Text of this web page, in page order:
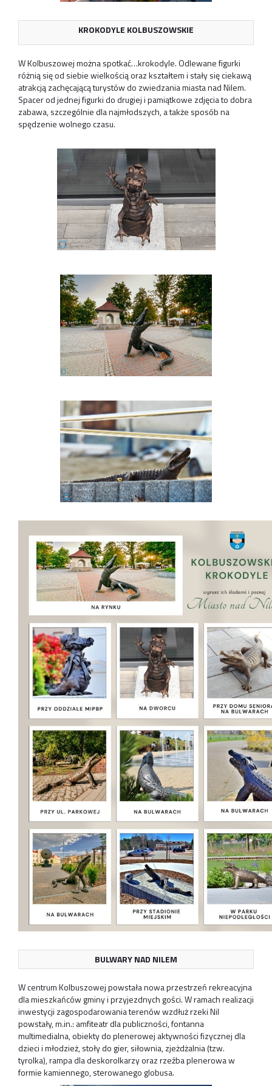
KROKODYLE KOLBUSZOWSKIE
W Kolbuszowej można spotkać…krokodyle. Odlewane figurki
różnią się od siebie wielkością oraz kształtem i stały się ciekawą
atrakcją zachęcającą turystów do zwiedzania miasta nad Nilem.
Spacer od jednej figurki do drugiej i pamiątkowe zdjęcia to dobra
zabawa, szczególnie dla najmłodszych, a także sposób na
spędzenie wolnego czasu.
BULWARY NAD NILEM
W centrum Kolbuszowej powstała nowa przestrzeń rekreacyjna
dla mieszkańców gminy i przyjezdnych gości. W ramach realizacji
inwestycji zagospodarowania terenów wzdłuż rzeki Nil
powstały, m.in.: amfiteatr dla publiczności, fontanna
multimedialna, obiekty do plenerowej aktywności fizycznej dla
dzieci i młodzież, stoły do gier, siłownia, zjeżdżalnia (tzw.
tyrolka), rampa dla deskorolkarzy oraz rzeźba plenerowa w
formie kamiennego, sterowanego globusa.